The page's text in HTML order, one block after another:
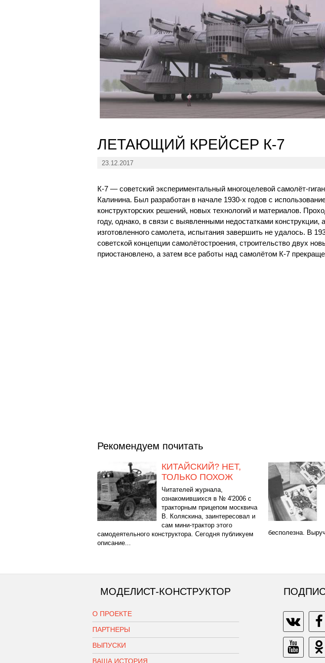
ЛЕТАЮЩИЙ КРЕЙСЕР К-7
23.12.2017
К-7 — советский экспериментальный многоцелевой самолёт-
Калинина. Был разработан в начале 1930-х годов с
конструкторских решений, новых технологий и материалов.
году, однако, в связи с выявленными недостатками конструкции,
изготовленного самолета, испытания завершить не удалось. В
советской концепции самолётостроения, строительство двух
приостановлено, а затем все работы над самолётом К-7
Рекомендуем почитать
КИТАЙСКИЙ? НЕТ,
ТОЛЬКО ПОХОЖ
Читателей журнала,
ознакомившихся в № 4'2006 с
тракторным прицепом москвича
В. Коляскина, заинтересовал и
сам мини-трактор этого
самодеятельного конструктора. Сегодня публикуем
описание...
бесполезна.
МОДЕЛИСТ-КОНСТРУКТОР
О ПРОЕКТЕ
ПАРТНЕРЫ
ВЫПУСКИ
ВАША ИСТОРИЯ